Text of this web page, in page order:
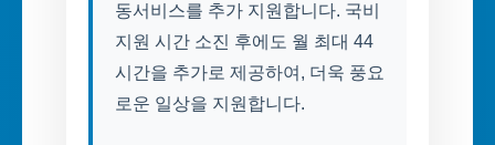
동서비스를 추가 지원합니다. 국비
지원 시간 소진 후에도 월 최대 44
시간을 추가로 제공하여, 더욱 풍요
로운 일상을 지원합니다.